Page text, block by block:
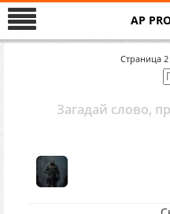
AP
Страница 2
Загадай слово,